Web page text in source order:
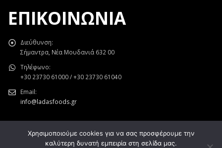
ΕΠΙΚΟΙΝΩΝΊΑ
Διεύθυνση:
Σήμαντρα, Νέα Μουδανιά 632 00
Τηλέφωνο:
+30 23730 61000 / +30 23730 61040
Email:
info@ladasfoods.gr
Χρησιμοποιούμε cookies για να σας προσφέρουμε την
καλύτερη δυνατή εμπειρία στη σελίδα μας.